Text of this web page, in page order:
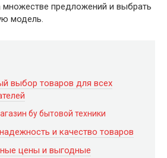
множестве предложений и выбрать
модель.
выбор товаров для всех
бу бытовой техники
и качество товаров
цены и выгодные